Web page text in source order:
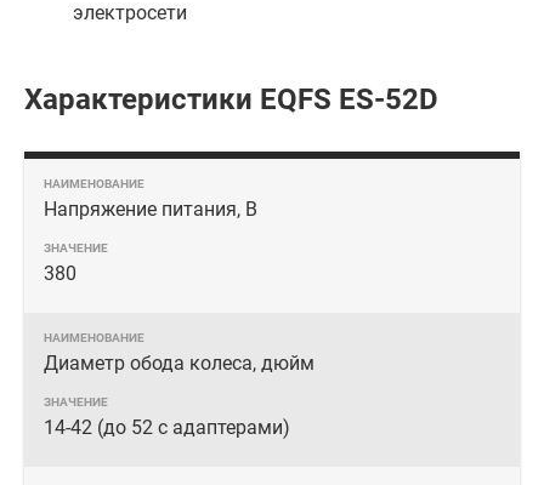
электросети
Характеристики EQFS ES-52D
Напряжение питания, В
380
Диаметр обода колеса, дюйм
14-42 (до 52 с адаптерами)